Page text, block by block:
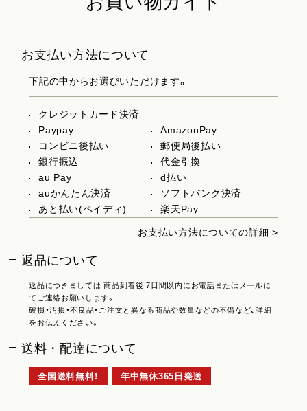
お支払い方法について
下記の中からお選びいただけます。
クレジットカード決済
Paypay
AmazonPay
コンビニ後払い
郵便局後払い
銀行振込
代金引換
au Pay
d払い
auかんたん決済
ソフトバンク決済
あと払い(ペイディ)
楽天Pay
お支払い方法についての詳細 >
返品について
返品につきましては 商品到着後 7日間以内にお電話またはメールに
てご連絡お願いします。
破損・汚損・不良品・ご注文と異なる商品や数量などの不備など、詳細
をお伝えください。
送料・配達について
全国送料無料！ 年中無休365日発送